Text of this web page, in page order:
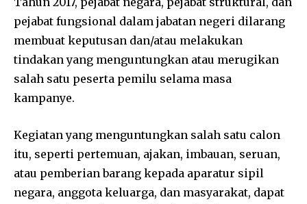
pejabat fungsional dalam jabatan negeri dilarang
membuat keputusan dan/atau melakukan
tindakan yang menguntungkan atau merugikan
salah satu peserta pemilu selama masa
kampanye.
Kegiatan yang menguntungkan salah satu calon
itu, seperti pertemuan, ajakan, imbauan, seruan,
atau pemberian barang kepada aparatur sipil
negara, anggota keluarga, dan masyarakat, dapat